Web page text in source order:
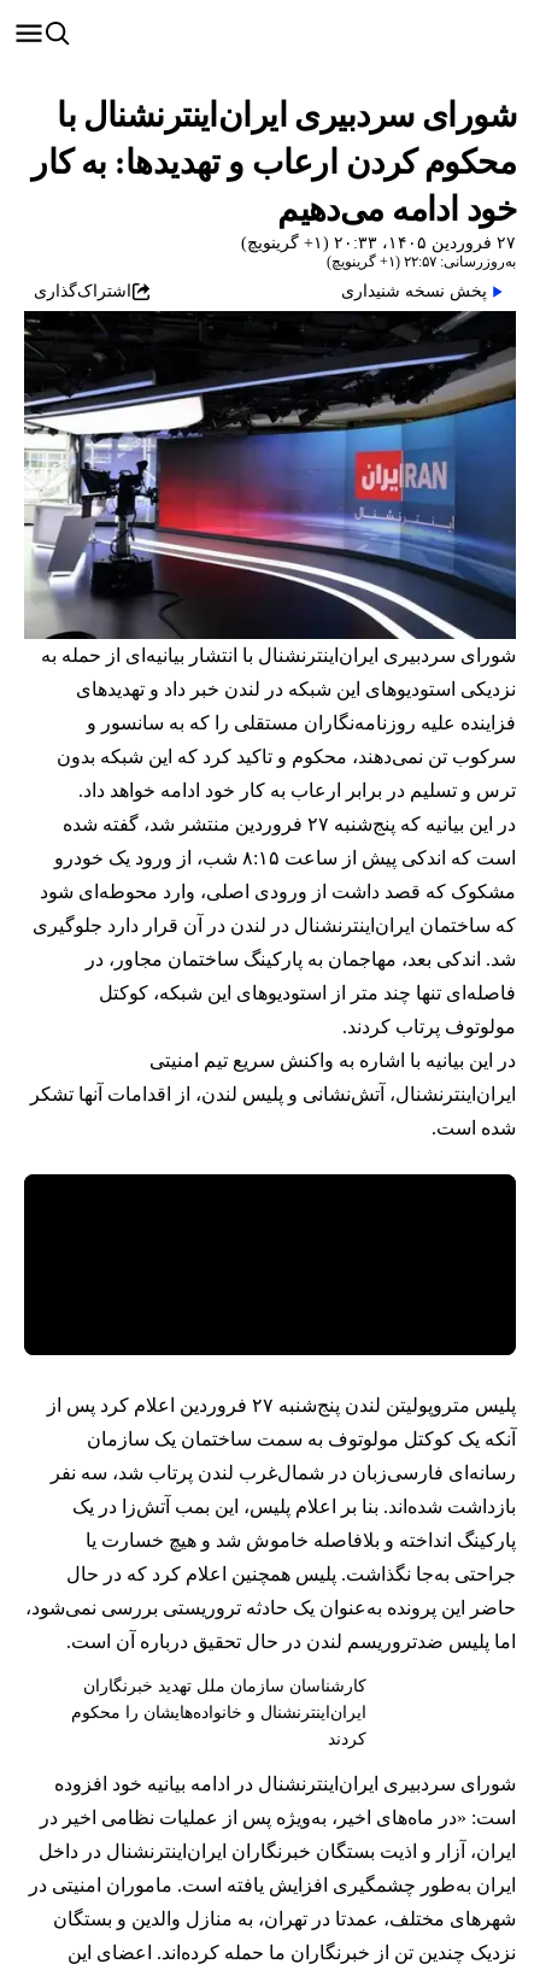
شورای سردبیری ایران‌اینترنشنال با
محکوم کردن ارعاب و تهدیدها: به کار
خود ادامه می‌دهیم
۲۷ فروردین ۱۴۰۵، ۲۰:۳۳ (‎+۱ گرینویچ)
به‌روزرسانی: ۲۲:۵۷ (‎+۱ گرینویچ)
پخش نسخه شنیداری اشتراک‌گذاری
شورای سردبیری ایران‌اینترنشنال با انتشار بیانیه‌ای از حمله به
نزدیکی استودیوهای این شبکه در لندن خبر داد و تهدیدهای
فزاینده علیه روزنامه‌نگاران مستقلی را که به سانسور و
سرکوب تن نمی‌دهند، محکوم و تاکید کرد که این شبکه بدون
ترس و تسلیم در برابر ارعاب به کار خود ادامه خواهد داد.
در این بیانیه که پنج‌شنبه ۲۷ فروردین منتشر شد، گفته شده
است که اندکی پیش از ساعت ۸:۱۵ شب، از ورود یک خودرو
مشکوک که قصد داشت از ورودی اصلی، وارد محوطه‌ای شود
که ساختمان ایران‌اینترنشنال در لندن در آن قرار دارد جلوگیری
شد. اندکی بعد، مهاجمان به پارکینگ ساختمان مجاور، در
فاصله‌ای تنها چند متر از استودیوهای این شبکه، کوکتل
مولوتوف پرتاب کردند.
در این بیانیه با اشاره به واکنش سریع تیم امنیتی
ایران‌اینترنشنال، آتش‌نشانی و پلیس لندن، از اقدامات آنها تشکر
شده است.
پلیس متروپولیتن لندن پنج‎‌شنبه ۲۷ فروردین اعلام کرد پس از
آنکه یک کوکتل مولوتوف به سمت ساختمان یک سازمان
رسانه‌ای فارسی‌زبان در شمال‌غرب لندن پرتاب شد، سه نفر
بازداشت شده‌اند. بنا بر اعلام پلیس، این بمب آتش‌زا در یک
پارکینگ انداخته و بلافاصله خاموش شد و هیچ خسارت یا
جراحتی به‌جا نگذاشت. پلیس همچنین اعلام کرد که در حال
حاضر این پرونده به‌عنوان یک حادثه تروریستی بررسی نمی‌شود،
اما پلیس ضدتروریسم لندن در حال تحقیق درباره آن است.
کارشناسان سازمان ملل تهدید خبرنگاران
ایران‌اینترنشنال و خانواده‌هایشان را محکوم
کردند
شورای سردبیری ایران‌اینترنشنال در ادامه بیانیه خود افزوده
است: «در ماه‌های اخیر، به‌ویژه پس از عملیات نظامی اخیر در
ایران، آزار و اذیت بستگان خبرنگاران ایران‌اینترنشنال در داخل
ایران به‌طور چشمگیری افزایش یافته است. ماموران امنیتی در
شهرهای مختلف، عمدتا در تهران، به منازل والدین و بستگان
نزدیک چندین تن از خبرنگاران ما حمله کرده‌اند. اعضای این